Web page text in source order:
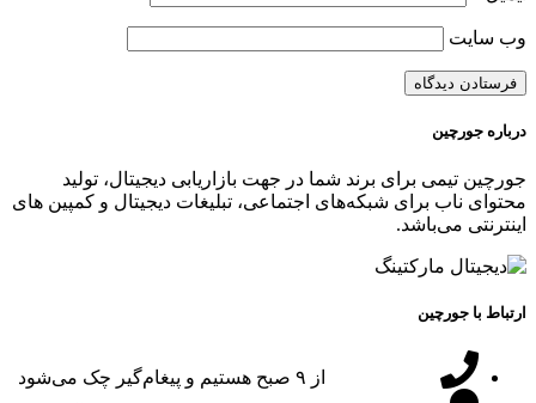
وب‌ سایت
درباره جورچین
جورچین تیمی برای برند شما در جهت بازاریابی دیجیتال، تولید
محتوای ناب برای شبکه‌های اجتماعی، تبلیغات دیجیتال و کمپین های
اینترنتی می‌باشد.
ارتباط با جورچین
از ۹ صبح هستیم و پیغام‌گیر چک می‌شود